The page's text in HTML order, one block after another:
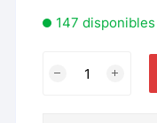
147 disponibles